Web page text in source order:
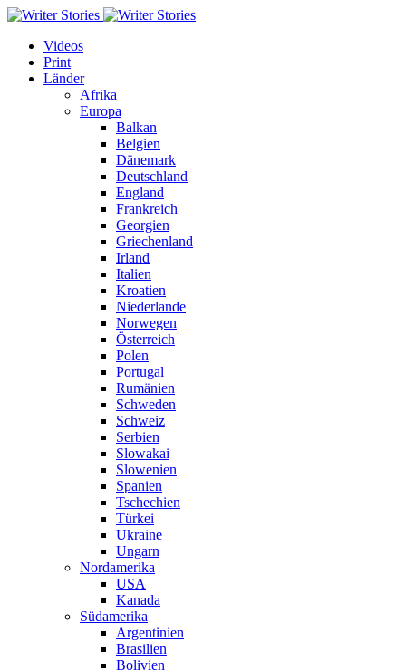
Videos
Print
Länder
Afrika
Europa
Balkan
Belgien
Dänemark
Deutschland
England
Frankreich
Georgien
Griechenland
Irland
Italien
Kroatien
Niederlande
Norwegen
Österreich
Polen
Portugal
Rumänien
Schweden
Schweiz
Serbien
Slowakai
Slowenien
Spanien
Tschechien
Türkei
Ukraine
Ungarn
Nordamerika
USA
Kanada
Südamerika
Argentinien
Brasilien
Bolivien